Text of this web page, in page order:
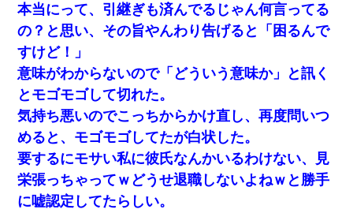
本当にって、引継ぎも済んでるじゃん何言ってる
の？と思い、その旨やんわり告げると「困るんで
すけど！」
意味がわからないので「どういう意味か」と訊く
とモゴモゴして切れた。
気持ち悪いのでこっちからかけ直し、再度問いつ
めると、モゴモゴしてたが白状した。
要するにモサい私に彼氏なんかいるわけない、見
栄張っちゃってｗどうせ退職しないよねｗと勝手
に嘘認定してたらしい。